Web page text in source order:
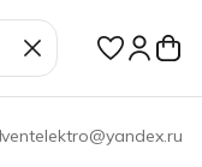
ventelektro@yandex.ru